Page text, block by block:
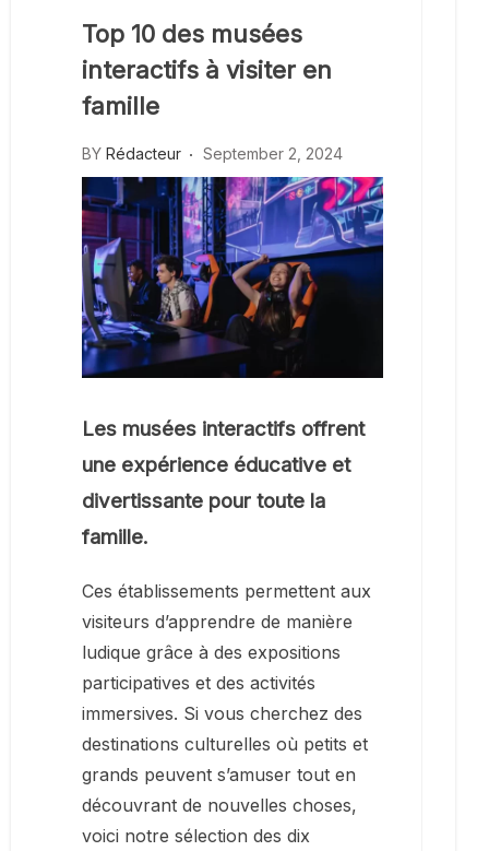
Top 10 des musées
interactifs à visiter en
famille
BY Rédacteur September 2, 2024
Les musées interactifs offrent
une expérience éducative et
divertissante pour toute la
famille.
Ces établissements permettent aux
visiteurs d’apprendre de manière
ludique grâce à des expositions
participatives et des activités
immersives. Si vous cherchez des
destinations culturelles où petits et
grands peuvent s’amuser tout en
découvrant de nouvelles choses,
voici notre sélection des dix